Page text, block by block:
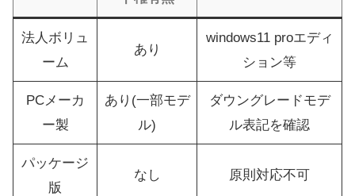
法人ボリュ
ーム
あり
windows11 proエディ
ション等
PCメーカ
ー製
あり(一部モデ
ル)
ダウングレードモデ
ル表記を確認
パッケージ
版
なし 原則対応不可